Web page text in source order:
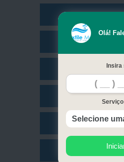
Missão
Contato
Mapa do
Olá!
Insira